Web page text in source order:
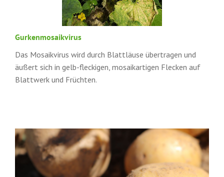
Gurkenmosaikvirus
Das Mosaikvirus wird durch Blattläuse übertragen und
äußert sich in gelb-fleckigen, mosaikartigen Flecken auf
Blattwerk und Früchten.